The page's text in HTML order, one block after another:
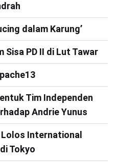
dalam Karung’
Sisa PD II di Lut Tawar
Tim Independen
Andrie Yunus
International
Tokyo